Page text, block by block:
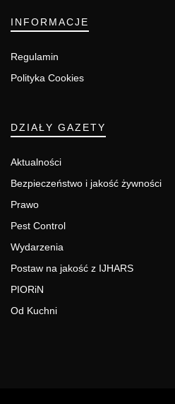
INFORMACJE
Regulamin
Polityka Cookies
DZIAŁY GAZETY
Aktualności
Bezpieczeństwo i jakość żywności
Prawo
Pest Control
Wydarzenia
Postaw na jakość z IJHARS
PIORiN
Od Kuchni